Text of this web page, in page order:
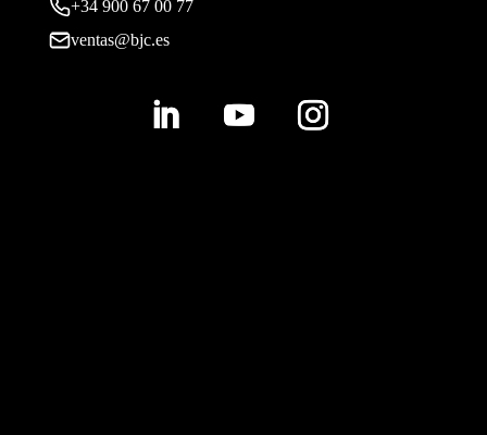
+34 900 67 00 77
ventas@bjc.es